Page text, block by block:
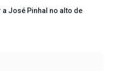
a José Pinhal no alto de